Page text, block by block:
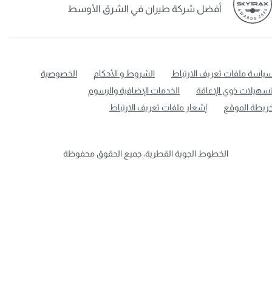
أفضل شركة طيران في الشرق الأوسط
ملفات تعريف الارتباط الشروط و الأحكام
الخصوصية
ذوي الإعاقة
الخدمات الإضافية والرسوم
الموقع
إشعار ملفات تعريف الارتباط
الخطوط الجوية القطرية، جميع الحقوق محفوظة